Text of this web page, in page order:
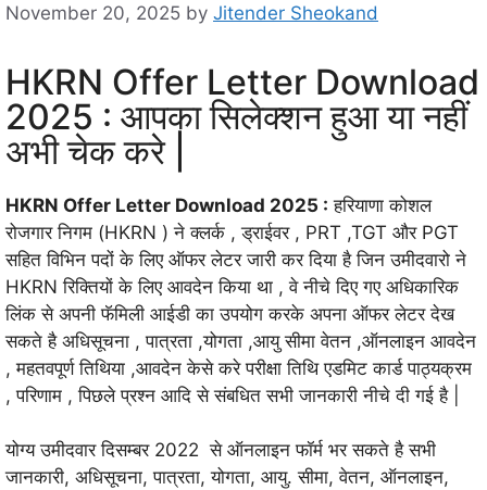
November 20, 2025 by Jitender Sheokand
HKRN Offer Letter Download
2025 : आपका सिलेक्शन हुआ या नहीं
अभी चेक करे |
HKRN Offer Letter Download 2025 : हरियाणा कोशल
रोजगार निगम (HKRN ) ने क्लर्क , ड्राईवर , PRT ,TGT और PGT
सहित विभिन पदों के लिए ऑफर लेटर जारी कर दिया है जिन उमीदवारो ने
HKRN रिक्तियों के लिए आवदेन किया था , वे नीचे दिए गए अधिकारिक
लिंक से अपनी फॅमिली आईडी का उपयोग करके अपना ऑफर लेटर देख
सकते है अधिसूचना , पात्रता ,योगता ,आयु सीमा वेतन ,ऑनलाइन आवदेन
, महतवपूर्ण तिथिया ,आवदेन केसे करे परीक्षा तिथि एडमिट कार्ड पाठ्यक्रम
, परिणाम , पिछले प्रश्न आदि से संबधित सभी जानकारी नीचे दी गई है |
योग्य उमीदवार दिसम्बर 2022 से ऑनलाइन फॉर्म भर सकते है सभी
जानकारी, अधिसूचना, पात्रता, योगता, आयु. सीमा, वेतन, ऑनलाइन,